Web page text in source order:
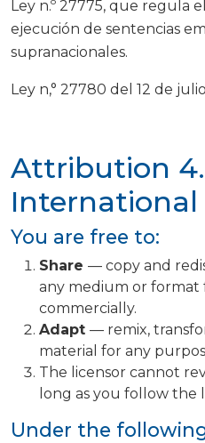
Attribution
International
You are free to:
Share — copy and
any medium or format
commercially.
Adapt — remix,
material for any
The licensor cannot
long as you follow the
Under the
Ley n.º 27775, que regula
ejecución de sentencias
supranacionales.
Ley n,° 27780 del 12 de